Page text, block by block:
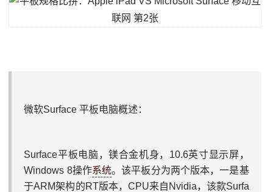
微软Surface 平板电脑概述：
Surface平板电脑，镁合金机身，10.6英寸显示屏，
Windows 8操作系统。该平板分为两个版本，一是基
于ARM架构的RT版本，CPU来自Nvidia，该款Surfa